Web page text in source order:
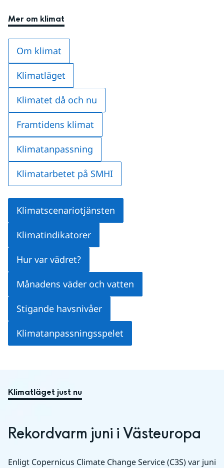
Mer om klimat
Om klimat
Klimatläget
Klimatet då och nu
Framtidens klimat
Klimatanpassning
Klimatarbetet på SMHI
Klimatscenariotjänsten
Klimatindikatorer
Hur var vädret?
Månadens väder och vatten
Stigande havsnivåer
Klimatanpassningsspelet
Klimatläget just nu
Rekordvarm juni i Västeuropa
Enligt Copernicus Climate Change Service (C3S) var juni